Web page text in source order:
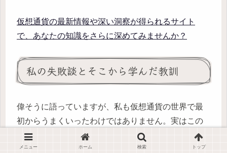
仮想通貨の最新情報や深い洞察が得られるサイト
で、あなたの知識をさらに深めてみませんか？
私の失敗談とそこから学んだ教訓
偉そうに語っていますが、私も仮想通貨の世界で最
初からうまくいったわけではありません。実はこの
アイデア、最初は全く違う方向性だったんですよ。
初めて仮想通貨に触れたのは、まだ世間が今ほど盛
メニュー ホーム 検索 トップ